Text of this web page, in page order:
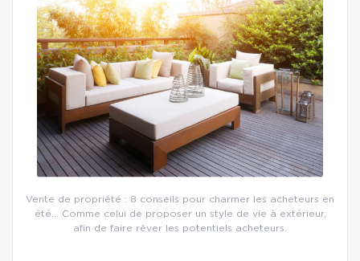
Vente de propriété : 8 conseils pour charmer les acheteurs en
été… Comme celui de proposer un style de vie à extérieur,
afin de faire rêver les potentiels acheteurs.